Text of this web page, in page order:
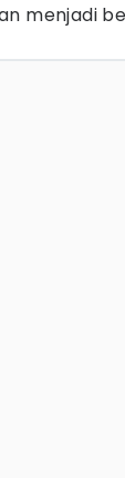
menjadi